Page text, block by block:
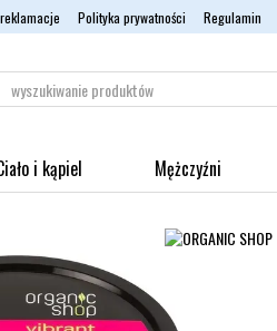
Polityka prywatności Regulamin
i kąpiel Mężczyźni